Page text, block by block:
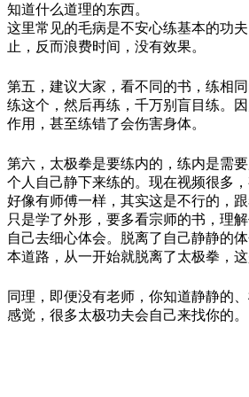
知道什么道理的东西。
这里常见的毛病是不安心练基本的功
止，反而浪费时间，没有效果。
第五，建议大家，看不同的书，练相
练这个，然后再练，千万别盲目练。
作用，甚至练错了会伤害身体。
第六，太极拳是要练内的，练内是需
个人自己静下来练的。现在视频很多
好像有师傅一样，其实这是不行的，
只是学了外形，要多看宗师的书，理
自己去细心体会。脱离了自己静静的
本道路，从一开始就脱离了太极拳，这
同理，即便没有老师，你知道静静的
感觉，很多太极功夫会自己来找你的。